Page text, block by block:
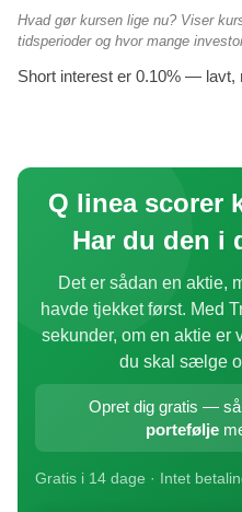
Hvad gør kursen lige nu? Viser
tidsperioder og hvor mange
Short interest er 0.10% — lavt,
Q linea scorer
Har du den i
Det er sådan en aktie,
havde tjekket først. Med
sekunder, om en aktie
du skal sælge
Opret dig gratis —
portefølje
Gratis i 14 dage · Intet